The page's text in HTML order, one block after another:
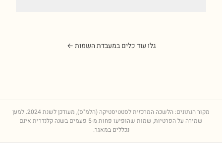
גלו עוד כלים במעבדת השמות ←
מקור הנתונים: הלשכה המרכזית לסטטיסטיקה (הלמ"ס), מעודכן לשנת2024. למען
שמירה על הפרטיות, שמות שהופיעו פחות מ-5 פעמים בשנה קלנדרית אינם
נכללים במאגר.